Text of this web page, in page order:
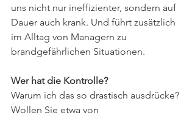
uns nicht nur ineffizienter, sondern auf
Dauer auch krank. Und führt zusätzlich
im Alltag von Managern zu
brandgefährlichen Situationen.
Wer hat die Kontrolle?
Warum ich das so drastisch ausdrücke?
Wollen Sie etwa von